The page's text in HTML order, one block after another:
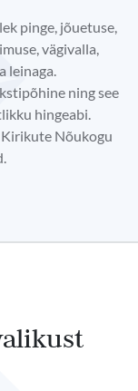
pinge, jõuetuse,
vägivalla,
leinaga.
ning see
hingeabi.
Nõukogu